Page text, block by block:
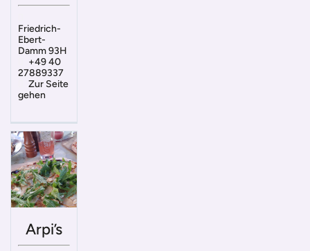
Friedrich-
Ebert-
Damm 93H
+49 40
27889337
Zur Seite
gehen
Arpi’s